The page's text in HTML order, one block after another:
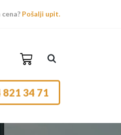
Pošalji upit.
821 34 71